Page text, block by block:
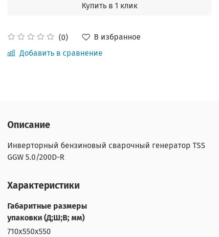
(0)
В избранное
Добавить в сравнение
Купить в 1 клик
Описание
Инверторный бензиновый сварочный генератор TSS
GGW 5.0/200D-R
Характеристики
Габаритные размеры
упаковки (Д;Ш;В; мм)
710x550x550